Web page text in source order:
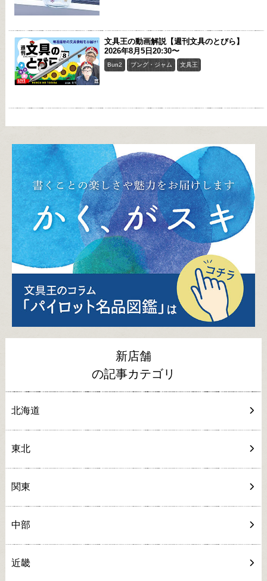
文具王の動画解説【週刊文具のとびら】
2026年8月5日20:30〜
Bun2 ブング・ジャム 文具王
新店舗
の記事カテゴリ
北海道
東北
関東
中部
近畿